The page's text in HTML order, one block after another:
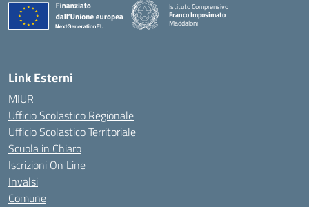
Istituto Comprensivo
Franco Imposimato
Maddaloni
Link Esterni
MIUR
Ufficio Scolastico Regionale
Ufficio Scolastico Territoriale
Scuola in Chiaro
Iscrizioni On Line
Invalsi
Comune